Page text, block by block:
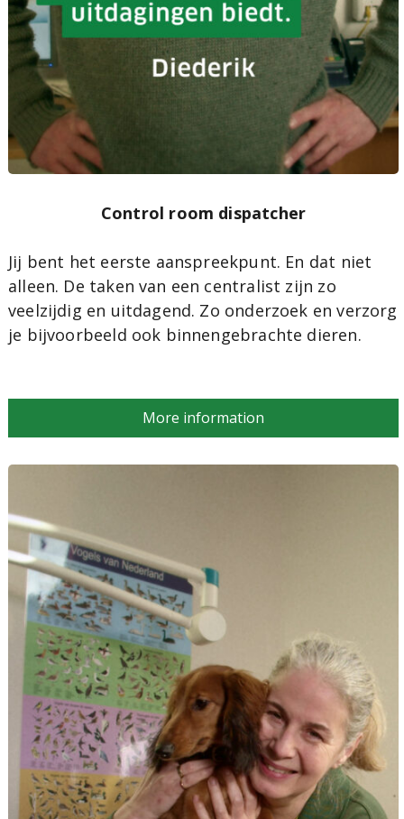
Control room dispatcher
Jij bent het eerste aanspreekpunt. En dat niet
alleen. De taken van een centralist zijn zo
veelzijdig en uitdagend. Zo onderzoek en verzorg
je bijvoorbeeld ook binnengebrachte dieren.
More information